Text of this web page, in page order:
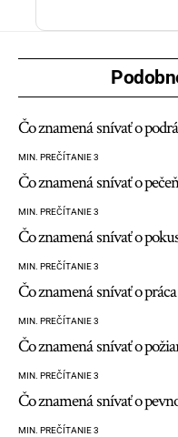
Čo znamená snívať o
MIN. PREČÍTANIE 3
Čo znamená snívať o
MIN. PREČÍTANIE 3
Čo znamená snívať o
MIN. PREČÍTANIE 3
Čo znamená snívať o práca
MIN. PREČÍTANIE 3
Čo znamená snívať o
MIN. PREČÍTANIE 3
Čo znamená snívať o
MIN. PREČÍTANIE 3